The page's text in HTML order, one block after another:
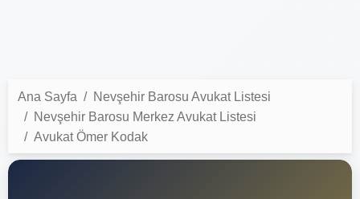
Ana Sayfa
Nevşehir Barosu Avukat Listesi
Nevşehir Barosu Merkez Avukat Listesi
Avukat Ömer Kodak